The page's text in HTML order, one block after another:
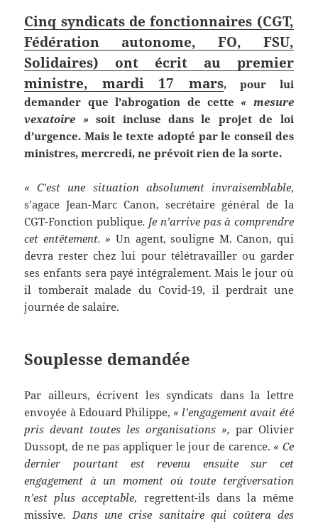
Cinq syndicats de fonctionnaires (CGT,
Fédération autonome, FO, FSU,
Solidaires) ont écrit au premier
ministre, mardi 17 mars, pour lui
demander que l’abrogation de cette « mesure
vexatoire »soit incluse dans le projet de loi
d’urgence. Mais le texte adopté par le conseil des
ministres, mercredi, ne prévoit rien de la sorte.
« C’est une situation absolument invraisemblable,
s’agace Jean-Marc Canon, secrétaire général de la
CGT-Fonction publique. Je n’arrive pas à comprendre
cet entêtement. » Un agent, souligne M. Canon, qui
devra rester chez lui pour télétravailler ou garder
ses enfants sera payé intégralement. Mais le jour où
il tomberait malade du Covid-19, il perdrait une
journée de salaire.
Souplesse demandée
Par ailleurs, écrivent les syndicats dans la lettre
envoyée à Edouard Philippe, « l’engagement avait été
pris devant toutes les organisations », par Olivier
Dussopt, de ne pas appliquer le jour de carence. « Ce
dernier pourtant est revenu ensuite sur cet
engagement à un moment où toute tergiversation
n’est plus acceptable, regrettent-ils dans la même
missive. Dans une crise sanitaire qui coûtera des